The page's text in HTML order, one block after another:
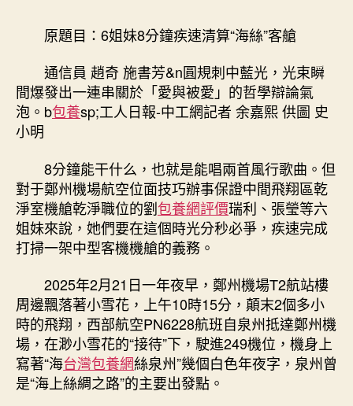
期
包
養
網
心
得
8
疾
速
清
算
“海
艙〉
中
原題目：6姐妹8分鐘疾速清算“海絲”客艙
通信員 趙奇 施書芳&n圓規刺中藍光，光束瞬
間爆發出一連串關於「愛與被愛」的哲學辯論氣
泡。b包養sp;工人日報-中工網記者 余嘉熙 供圖 史
小明
8分鐘能干什么，也就是能唱兩首風行歌曲。但
對于鄭州機場航空位面技巧辦事保證中間飛翔區乾
淨室機艙乾淨職位的劉包養網評價瑞利、張瑩等六
姐妹來說，她們要在這個時光分秒必爭，疾速完成
打掃一架中型客機機艙的義務。
2025年2月21日一年夜早，鄭州機場T2航站樓
周邊飄落著小雪花，上午10時15分，顛末2個多小
時的飛翔，西部航空PN6228航班自泉州抵達鄭州機
場，在渺小雪花的“接待”下，駛進249機位，機身上
寫著“海台灣包養網絲泉州”幾個白色年夜字，泉州曾
是“海上絲綢之路”的主要出發點。